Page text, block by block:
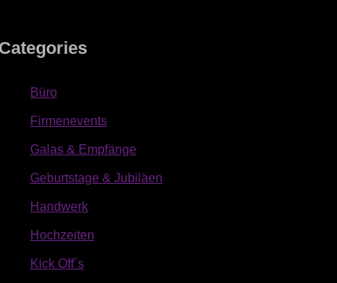
Categories
Büro
Firmenevents
Galas & Empfänge
Geburtstage & Jubiläen
Handwerk
Hochzeiten
Kick Off´s